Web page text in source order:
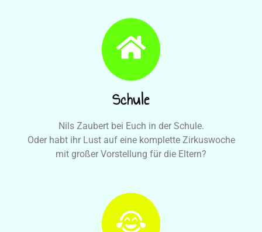
Schule
Nils Zaubert bei Euch in der Schule.
Oder habt ihr Lust auf eine komplette Zirkuswoche
mit großer Vorstellung für die Eltern?